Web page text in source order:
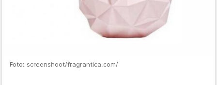
Foto: screenshoot/fragrantica.com/